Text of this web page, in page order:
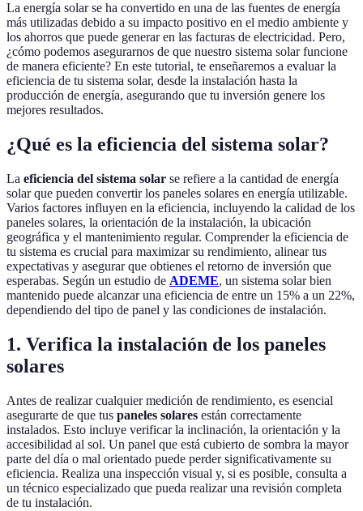
La energía solar se ha convertido en una de las fuentes de energía
más utilizadas debido a su impacto positivo en el medio ambiente y
los ahorros que puede generar en las facturas de electricidad. Pero,
¿cómo podemos asegurarnos de que nuestro sistema solar funcione
de manera eficiente? En este tutorial, te enseñaremos a evaluar la
eficiencia de tu sistema solar, desde la instalación hasta la
producción de energía, asegurando que tu inversión genere los
mejores resultados.
¿Qué es la eficiencia del sistema solar?
La eficiencia del sistema solar se refiere a la cantidad de energía
solar que pueden convertir los paneles solares en energía utilizable.
Varios factores influyen en la eficiencia, incluyendo la calidad de los
paneles solares, la orientación de la instalación, la ubicación
geográfica y el mantenimiento regular. Comprender la eficiencia de
tu sistema es crucial para maximizar su rendimiento, alinear tus
expectativas y asegurar que obtienes el retorno de inversión que
esperabas. Según un estudio de ADEME, un sistema solar bien
mantenido puede alcanzar una eficiencia de entre un 15% a un 22%,
dependiendo del tipo de panel y las condiciones de instalación.
1. Verifica la instalación de los paneles
solares
Antes de realizar cualquier medición de rendimiento, es esencial
asegurarte de que tus paneles solares están correctamente
instalados. Esto incluye verificar la inclinación, la orientación y la
accesibilidad al sol. Un panel que está cubierto de sombra la mayor
parte del día o mal orientado puede perder significativamente su
eficiencia. Realiza una inspección visual y, si es posible, consulta a
un técnico especializado que pueda realizar una revisión completa
de tu instalación.